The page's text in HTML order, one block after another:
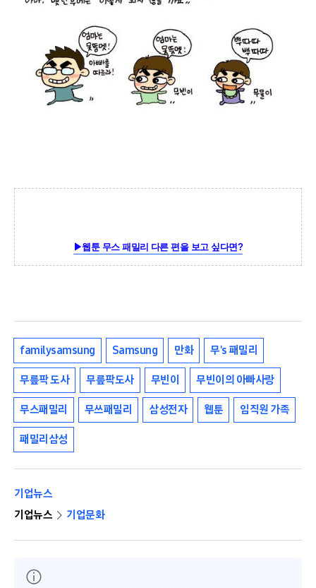
▶웹툰 무스 패밀리 다른 편을 보고 싶다면?
familysamsung Samsung 만화 무's 패밀리
무릎팍 도사 무릎팍도사 무빈이 무빈이의 아빠사랑
무스패밀리 무쓰패밀리 삼성전자 웹툰 임직원 가족
패밀리삼성
기업뉴스
기업뉴스
기업문화